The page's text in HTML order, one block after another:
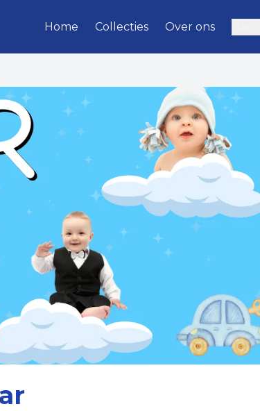
Home Collecties Over ons